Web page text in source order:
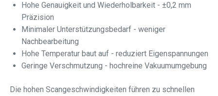
Hohe Genauigkeit und Wiederholbarkeit - ±0,2 mm
Präzision
Minimaler Unterstützungsbedarf - weniger
Nachbearbeitung
Hohe Temperatur baut auf - reduziert Eigenspannungen
Geringe Verschmutzung - hochreine Vakuumumgebung
Die hohen Scangeschwindigkeiten führen zu schnellen